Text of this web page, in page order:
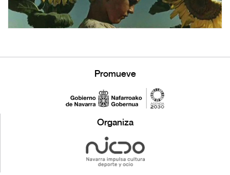
Promueve
Organiza